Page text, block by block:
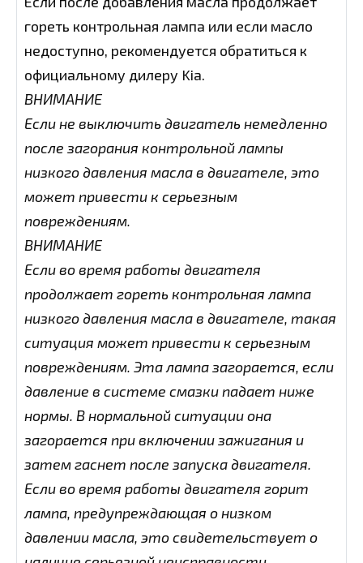
гореть контрольная лампа или если масло
недоступно, рекомендуется обратиться к
официальному дилеру Kia.
ВНИМАНИЕ
Если не выключить двигатель немедленно
после загорания контрольной лампы
низкого давления масла в двигателе, это
может привести к серьезным
повреждениям.
ВНИМАНИЕ
Если во время работы двигателя
продолжает гореть контрольная лампа
низкого давления масла в двигателе, такая
ситуация может привести к серьезным
повреждениям. Эта лампа загорается, если
давление в системе смазки падает ниже
нормы. В нормальной ситуации она
загорается при включении зажигания и
затем гаснет после запуска двигателя.
Если во время работы двигателя горит
лампа, предупреждающая о низком
давлении масла, это свидетельствует о